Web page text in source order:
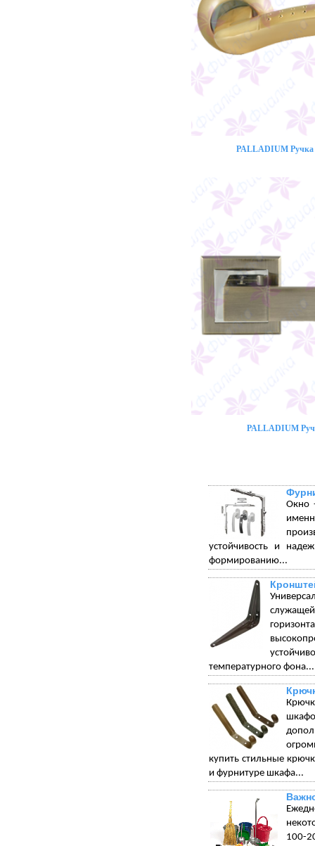
PALLADIUM Ручка
PALLADIUM
Окно
устойчивость и
формированию...
температурного фона...
купить стильные
и фурнитуре шкафа...
100-